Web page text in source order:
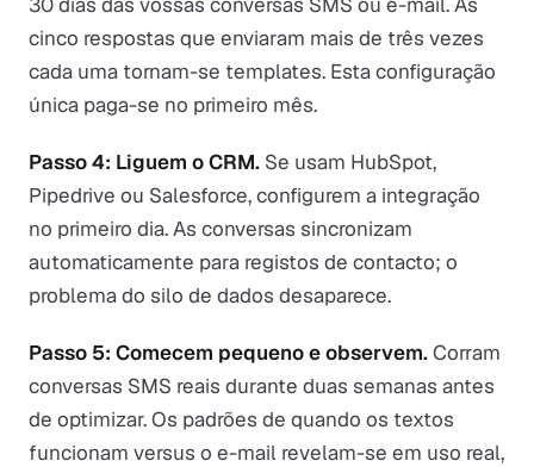
cinco respostas que enviaram mais de três vezes
cada uma tornam-se templates. Esta configuração
única paga-se no primeiro mês.
Passo 4: Liguem o CRM. Se usam HubSpot,
Pipedrive ou Salesforce, configurem a integração
no primeiro dia. As conversas sincronizam
automaticamente para registos de contacto; o
problema do silo de dados desaparece.
Passo 5: Comecem pequeno e observem.Corram
conversas SMS reais durante duas semanas antes
de optimizar. Os padrões de quando os textos
funcionam versus o e-mail revelam-se em uso real,